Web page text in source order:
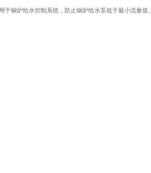
于锅炉给水控制系统，防止锅炉给水泵低于最小流量值。